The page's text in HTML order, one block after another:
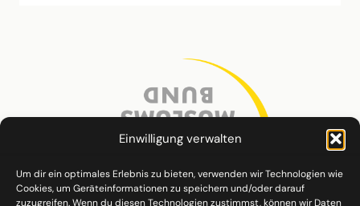
Einwilligung verwalten
Um dir ein optimales Erlebnis zu bieten, verwenden wir Technologien wie
Cookies, um Geräteinformationen zu speichern und/oder darauf
zuzugreifen. Wenn du diesen Technologien zustimmst, können wir Daten